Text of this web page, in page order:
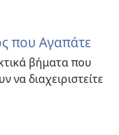
που Αγαπάτε
βήματα που
διαχειριστείτε